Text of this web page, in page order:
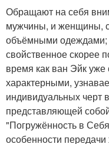
Обращают на себя
мужчины, и женщины,
объёмными одеждами;
свойственное скорее
время как ван Эйк уже
характерными,
индивидуальных черт
представляющей
"Погружённость в
особенности